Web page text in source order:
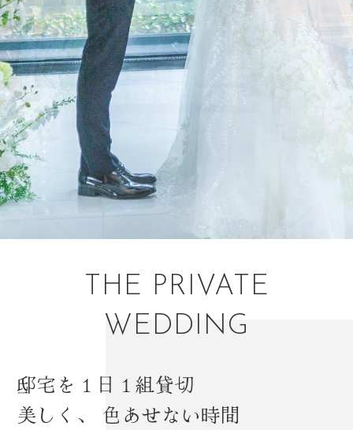
THE PRIVATE
WEDDING
邸宅を１日１組貸切
美しく、
色あせない時間